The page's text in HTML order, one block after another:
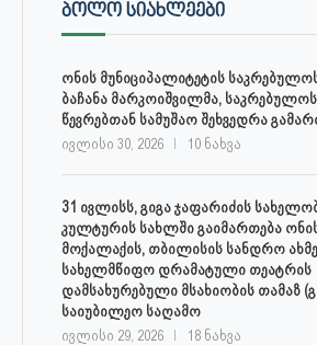
ᲑᲝᲚᲝ ᲡᲘᲐᲮᲚᲔᲔᲑᲘ
ონის მუნიციპალიტეტის
ბაჩანა მარკოიშვილმა,
წევრებთან სამუშაო შეხვედრა
ივლისი 30, 2026 10 ნახვა
31 ივლისს, გიგა ჯაფარიძის
კულტურის სახლში გაიმართება
მოქალაქის, თბილისის სანდრო
სახელმწიფო დრამატული თეატრის
დამსახურებული მსახიობის თამაზ
საიუბილეო საღამო
ივლისი 29, 2026 18 ნახვა